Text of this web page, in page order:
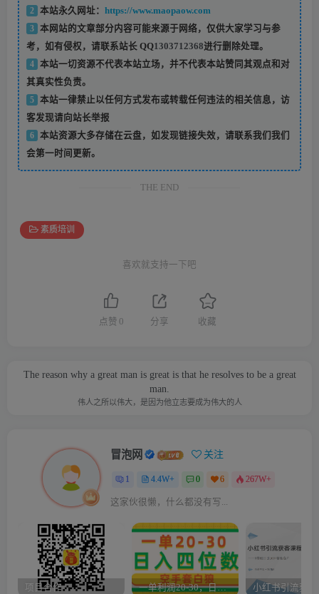
2 本站永久网址： https://www.maopaow.com
3
本网站的文章部分内容可能来源于网络，仅供大家学习与参
考，如有侵权，请联系站长 QQ1303712368进行删除处理。
4
本站一切资源不代表本站立场，并不代表本站赞同其观点和对
其真实性负责。
5
本站一律禁止以任何方式发布或转载任何违法的相关信息，访
客发现请向站长举报
6
本站资源大多存储在云盘，如发现链接失效，请联系我们我们
会第一时间更新。
THE END
素质培训
喜欢就支持一下吧
点赞 0 分享 收藏
The reason why a great man is great is that he resolves to be a great
man.
伟人之所以伟大，是因为他立志要成为伟大的人
冒泡网 关注
1 4.4W+ 0 6 267W+
这家伙很懒，什么都没有写...
项目合作 一单利润20-30，日入四位数，空手套白狼，只要做就能赚，简单无套路